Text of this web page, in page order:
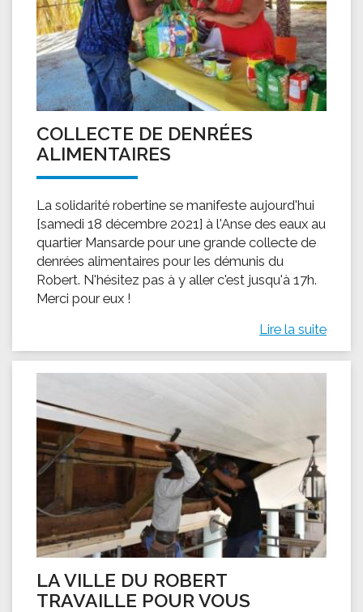
COLLECTE DE DENRÉES
ALIMENTAIRES
La solidarité robertine se manifeste aujourd'hui
[samedi 18 décembre 2021] à l'Anse des eaux au
quartier Mansarde pour une grande collecte de
denrées alimentaires pour les démunis du
Robert. N'hésitez pas à y aller c'est jusqu'à 17h.
Merci pour eux !
Lire la suite
LA VILLE DU ROBERT
TRAVAILLE POUR VOUS